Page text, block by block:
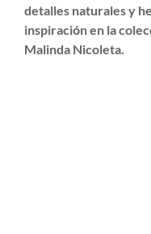
detalles naturales y
inspiración en la
Malinda Nicoleta.